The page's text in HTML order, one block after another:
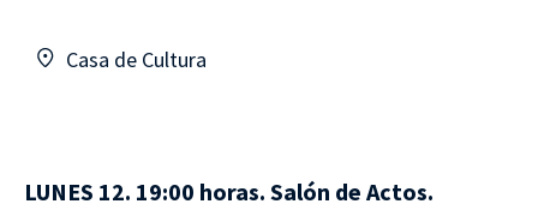
Casa de Cultura
LUNES 12. 19:00 horas. Salón de Actos.